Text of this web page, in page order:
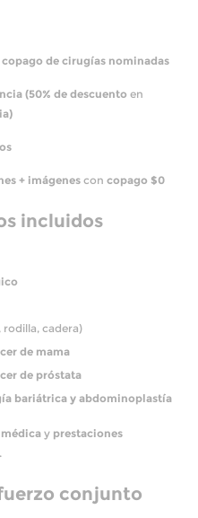
copago de cirugías nominadas
(50% de descuento en
+ imágenes con copago $0
incluidos
cadera)
de mama
de próstata
bariátrica y abdominoplastía
y prestaciones
conjunto